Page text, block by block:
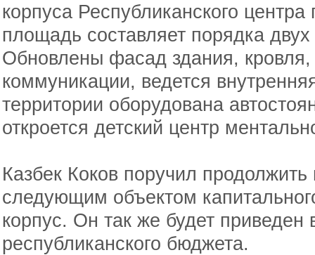
корпуса Республиканского
площадь составляет порядка
Обновлены фасад здания,
коммуникации, ведется
территории оборудована
откроется детский центр
Казбек Коков поручил
следующим объектом
корпус. Он так же будет приведен
республиканского бюджета.